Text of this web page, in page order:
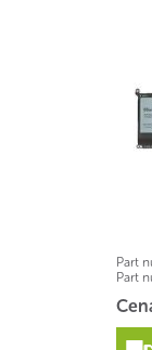
Part
Part